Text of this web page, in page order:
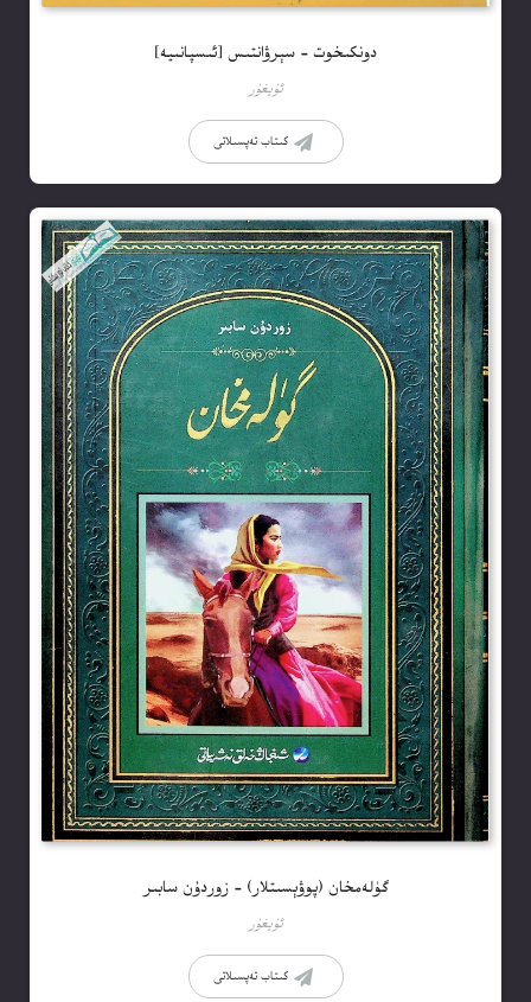
دونكىخوت – سېرۋانتىس [ئىسپانىيە]
ئۇيغۇر
كىتاب تەپسىلاتى
گۈلەمخان (پوۋېسىتلار) – زوردۇن سابىر
ئۇيغۇر
كىتاب تەپسىلاتى